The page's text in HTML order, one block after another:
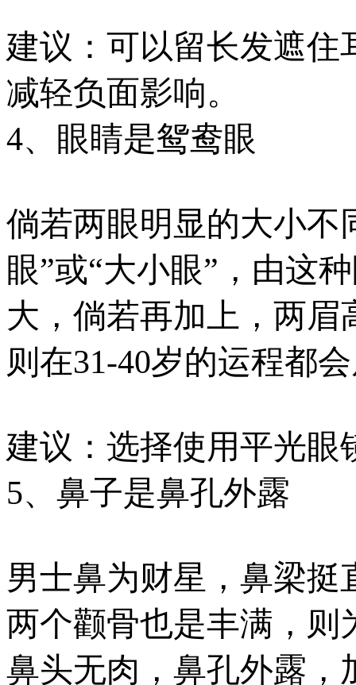
建议：可以留长发遮住
减轻负面影响。
4、眼睛是鸳鸯眼
倘若两眼明显的大小不
眼”或“大小眼”，由这
大，倘若再加上，两眉
则在31-40岁的运程都
建议：选择使用平光眼
5、鼻子是鼻孔外露
男士鼻为财星，鼻梁
两个颧骨也是丰满，则
鼻头无肉，鼻孔外露，